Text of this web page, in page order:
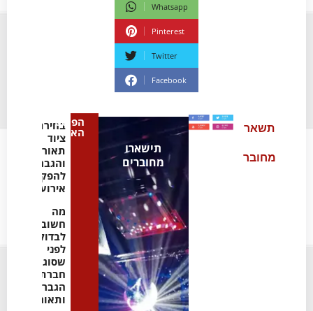
Whatsapp
Pinterest
Twitter
Facebook
תשאר
מחובר
תישארו
מחוברים
הפוסט
האחרון
בחירת
ציוד
תאורה
והגברה
להפקת
אירועים
מה
חשוב
לבדוק
לפני
שסוגרים
חברת
הגברה
ותאורה